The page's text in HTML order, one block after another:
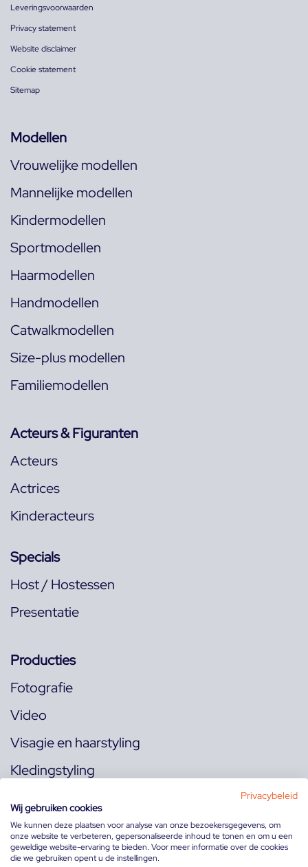
Leveringsvoorwaarden
Privacy statement
Website disclaimer
Cookie statement
Sitemap
Modellen
Vrouwelijke modellen
Mannelijke modellen
Kindermodellen
Sportmodellen
Haarmodellen
Handmodellen
Catwalkmodellen
Size-plus modellen
Familiemodellen
Acteurs & Figuranten
Acteurs
Actrices
Kinderacteurs
Specials
Host / Hostessen
Presentatie
Producties
Fotografie
Video
Visagie en haarstyling
Kledingstyling
Volg ons op:
Privacybeleid
Wij gebruiken cookies
We kunnen deze plaatsen voor analyse van onze bezoekersgegevens, om
onze website te verbeteren, gepersonaliseerde inhoud te tonen en om u een
geweldige website-ervaring te bieden. Voor meer informatie over de cookies
die we gebruiken opent u de instellingen.